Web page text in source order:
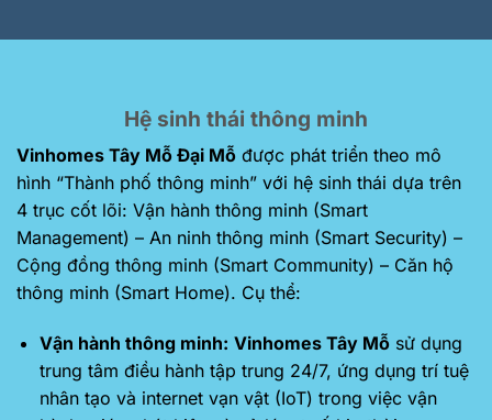
Hệ sinh thái thông minh
Vinhomes Tây Mỗ Đại Mỗ được phát triển theo mô
hình “Thành phố thông minh” với hệ sinh thái dựa trên
4 trục cốt lõi: Vận hành thông minh (Smart
Management) – An ninh thông minh (Smart Security) –
Cộng đồng thông minh (Smart Community) – Căn hộ
thông minh (Smart Home). Cụ thể:
Vận hành thông minh: Vinhomes Tây Mỗsử dụng
trung tâm điều hành tập trung 24/7, ứng dụng trí tuệ
nhân tạo và internet vạn vật (IoT) trong việc vận